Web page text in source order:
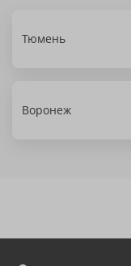
Тюмень
Воронеж